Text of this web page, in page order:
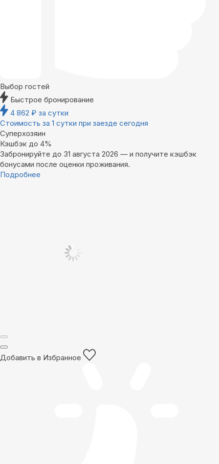
Выбор гостей
Быстрое бронирование
4 862 ₽ за сутки
Стоимость за 1 сутки при заезде сегодня
Суперхозяин
Кэшбэк до 4%
Забронируйте до 31 августа 2026 — и получите кэшбэк
бонусами после оценки проживания.
Подробнее
Добавить в Избранное